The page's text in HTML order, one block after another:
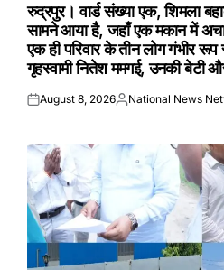
रुद्रपुर। वार्ड संख्या एक, शिमला
सामने आया है, जहाँ एक मकान में
एक ही परिवार के तीन लोग गंभीर
गृहस्वामी नितेश ममगई, उनकी बेटी
Posted
August 8, 2026Posted
National News